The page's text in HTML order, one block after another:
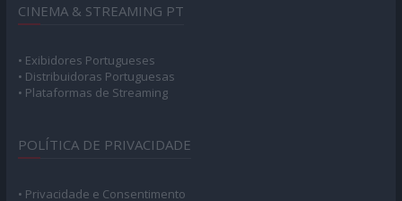
CINEMA & STREAMING PT
• Exibidores Portugueses
• Distribuidoras Portuguesas
• Plataformas de Streaming
POLÍTICA DE PRIVACIDADE
• Privacidade e Consentimento